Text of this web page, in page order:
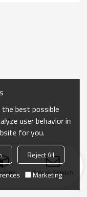
Anfrage senden
best possible
user behavior in
for you.
Reject All
Marketing